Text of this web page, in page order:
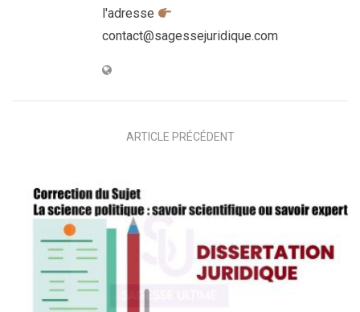
l'adresse
contact@sagessejuridique.com
ARTICLE PRÉCÉDENT